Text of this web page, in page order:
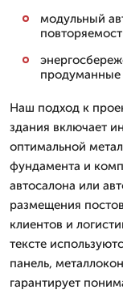
модульный
продуманные
Наш подход к
здания включает
оптимальной
фундамента и
автосалона или
размещения
клиентов и
тексте
панель,
гарантирует